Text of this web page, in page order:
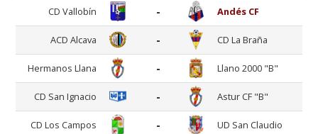
CD Vallobín - Andés CF
ACD Alcava - CD La Braña
Hermanos Llana - Llano 2000 "B"
CD San Ignacio - Astur CF "B"
CD Los Campos - UD San Claudio